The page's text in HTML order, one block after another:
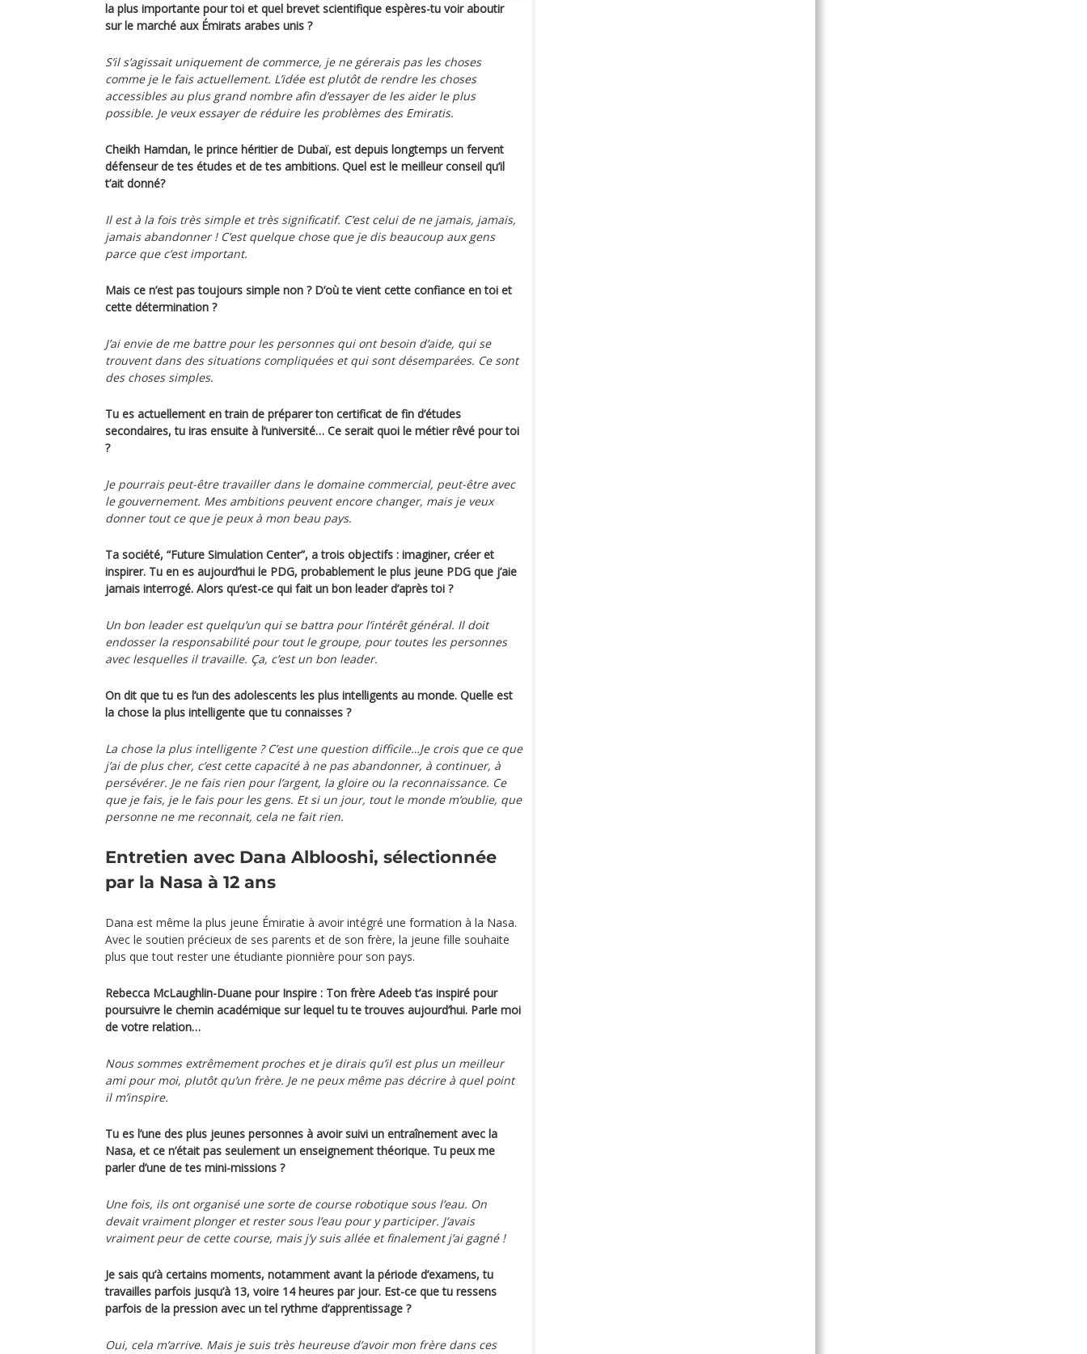
la plus importante pour toi et quel brevet scientifique espères-tu voir aboutir
sur le marché aux Émirats arabes unis ?
S’il s’agissait uniquement de commerce, je ne gérerais pas les choses
comme je le fais actuellement. L’idée est plutôt de rendre les choses
accessibles au plus grand nombre afin d’essayer de les aider le plus
possible. Je veux essayer de réduire les problèmes des Emiratis.
Cheikh Hamdan, le prince héritier de Dubaï, est depuis longtemps un fervent
défenseur de tes études et de tes ambitions. Quel est le meilleur conseil qu’il
t’ait donné?
Il est à la fois très simple et très significatif. C’est celui de ne jamais, jamais,
jamais abandonner ! C’est quelque chose que je dis beaucoup aux gens
parce que c’est important.
Mais ce n’est pas toujours simple non ? D’où te vient cette confiance en toi et
cette détermination ?
J’ai envie de me battre pour les personnes qui ont besoin d’aide, qui se
trouvent dans des situations compliquées et qui sont désemparées. Ce sont
des choses simples.
Tu es actuellement en train de préparer ton certificat de fin d’études
secondaires, tu iras ensuite à l’université… Ce serait quoi le métier rêvé pour toi
?
Je pourrais peut-être travailler dans le domaine commercial, peut-être avec
le gouvernement. Mes ambitions peuvent encore changer, mais je veux
donner tout ce que je peux à mon beau pays.
Ta société, “Future Simulation Center”, a trois objectifs : imaginer, créer et
inspirer. Tu en es aujourd’hui le PDG, probablement le plus jeune PDG que j’aie
jamais interrogé. Alors qu’est-ce qui fait un bon leader d’après toi ?
Un bon leader est quelqu’un qui se battra pour l’intérêt général. Il doit
endosser la responsabilité pour tout le groupe, pour toutes les personnes
avec lesquelles il travaille. Ça, c’est un bon leader.
On dit que tu es l’un des adolescents les plus intelligents au monde. Quelle est
la chose la plus intelligente que tu connaisses ?
La chose la plus intelligente ? C’est une question difficile…Je crois que ce que
j’ai de plus cher, c’est cette capacité à ne pas abandonner, à continuer, à
persévérer. Je ne fais rien pour l’argent, la gloire ou la reconnaissance. Ce
que je fais, je le fais pour les gens. Et si un jour, tout le monde m’oublie, que
personne ne me reconnait, cela ne fait rien.
Entretien avec Dana Alblooshi, sélectionnée
par la Nasa à 12 ans
Dana est même la plus jeune Émiratie à avoir intégré une formation à la Nasa.
Avec le soutien précieux de ses parents et de son frère, la jeune fille souhaite
plus que tout rester une étudiante pionnière pour son pays.
Rebecca McLaughlin-Duane pour Inspire : Ton frère Adeeb t’as inspiré pour
poursuivre le chemin académique sur lequel tu te trouves aujourd’hui. Parle moi
de votre relation…
Nous sommes extrêmement proches et je dirais qu’il est plus un meilleur
ami pour moi, plutôt qu’un frère. Je ne peux même pas décrire à quel point
il m’inspire.
Tu es l’une des plus jeunes personnes à avoir suivi un entraînement avec la
Nasa, et ce n’était pas seulement un enseignement théorique. Tu peux me
parler d’une de tes mini-missions ?
Une fois, ils ont organisé une sorte de course robotique sous l’eau. On
devait vraiment plonger et rester sous l’eau pour y participer. J’avais
vraiment peur de cette course, mais j’y suis allée et finalement j’ai gagné !
Je sais qu’à certains moments, notamment avant la période d’examens, tu
travailles parfois jusqu’à 13, voire 14 heures par jour. Est-ce que tu ressens
parfois de la pression avec un tel rythme d’apprentissage ?
Oui, cela m’arrive. Mais je suis très heureuse d’avoir mon frère dans ces